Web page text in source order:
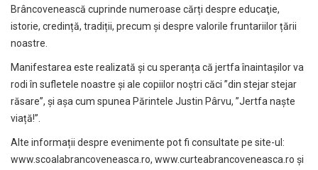
Brâncovenească cuprinde numeroase cărți despre educaţie,
istorie, credință, tradiții, precum şi despre valorile fruntariilor țării
noastre.
Manifestarea este realizată și cu speranța că jertfa înaintașilor va
rodi în sufletele noastre și ale copiilor noștri căci ”din stejar stejar
răsare”, și așa cum spunea Părintele Justin Pârvu, ”Jertfa naște
viață!”.
Alte informații despre evenimente pot fi consultate pe site-ul:
www.scoalabrancoveneasca.ro, www.curteabrancoveneasca.ro şi